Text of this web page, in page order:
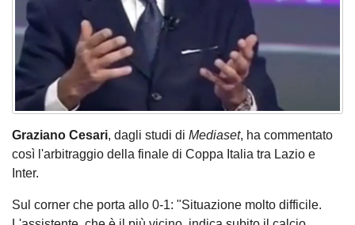
Graziano Cesari, dagli studi di Mediaset, ha commentato
così l'arbitraggio della finale di Coppa Italia tra Lazio e
Inter.
Sul corner che porta allo 0-1: "Situazione molto difficile.